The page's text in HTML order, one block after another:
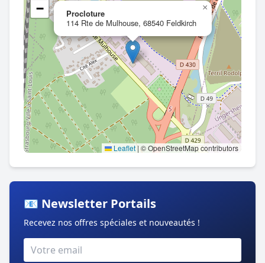
Procloture
114 Rte de Mulhouse, 68540 Feldkirch
×
−
Leaflet|© OpenStreetMap contributors
📧 Newsletter Portails
Recevez nos offres spéciales et nouveautés !